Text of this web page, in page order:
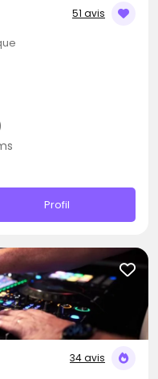
51 avis
Profil
34 avis